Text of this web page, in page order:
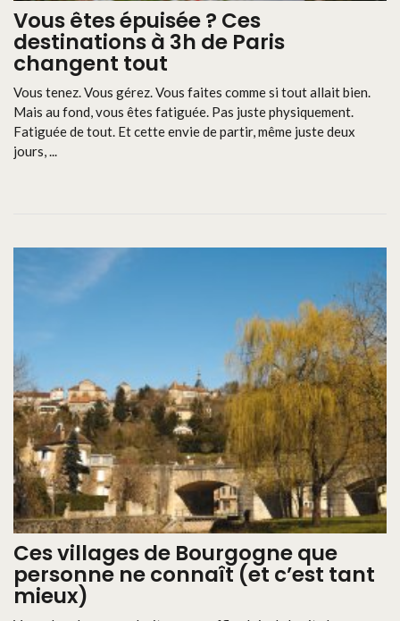
Vous êtes épuisée ? Ces
destinations à 3h de Paris
changent tout
Vous tenez. Vous gérez. Vous faites comme si tout allait bien.
Mais au fond, vous êtes fatiguée. Pas juste physiquement.
Fatiguée de tout. Et cette envie de partir, même juste deux
jours, ...
Ces villages de Bourgogne que
personne ne connaît (et c’est tant
mieux)